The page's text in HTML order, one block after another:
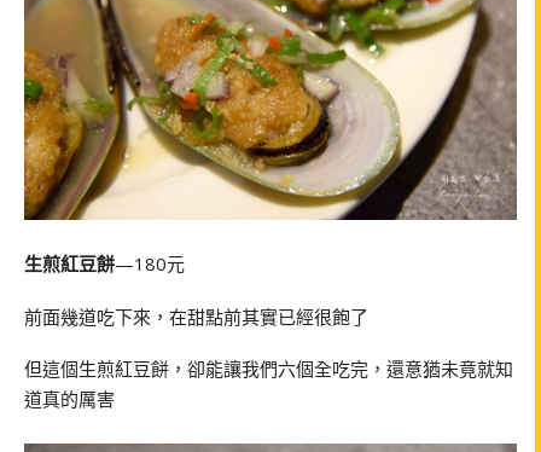
生煎紅豆餅—180元
前面幾道吃下來，在甜點前其實已經很飽了
但這個生煎紅豆餅，卻能讓我們六個全吃完，還意猶未竟就知
道真的厲害